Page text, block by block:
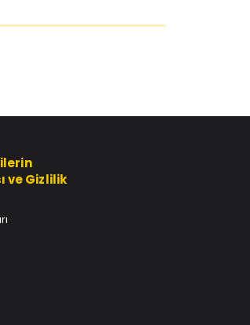
ve Gizlilik